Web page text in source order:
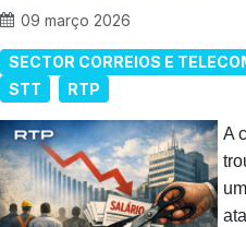
09 março 2026
SECTOR CORREIOS E
STT
RTP
A